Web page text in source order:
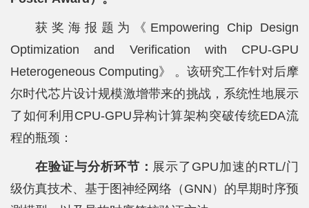
获奖海报题为《Empowering Chip Design
Optimization and Verification with CPU-GPU
Heterogeneous Computing》 。该研究工作针对后摩
尔时代芯片设计规模激增带来的挑战，系统性地展示
了如何利用CPU-GPU异构计算架构突破传统EDA流
程的瓶颈：
在验证与分析环节： 展示了GPU加速的RTL/门
级仿真技术、基于图神经网络（GNN）的早期时序预